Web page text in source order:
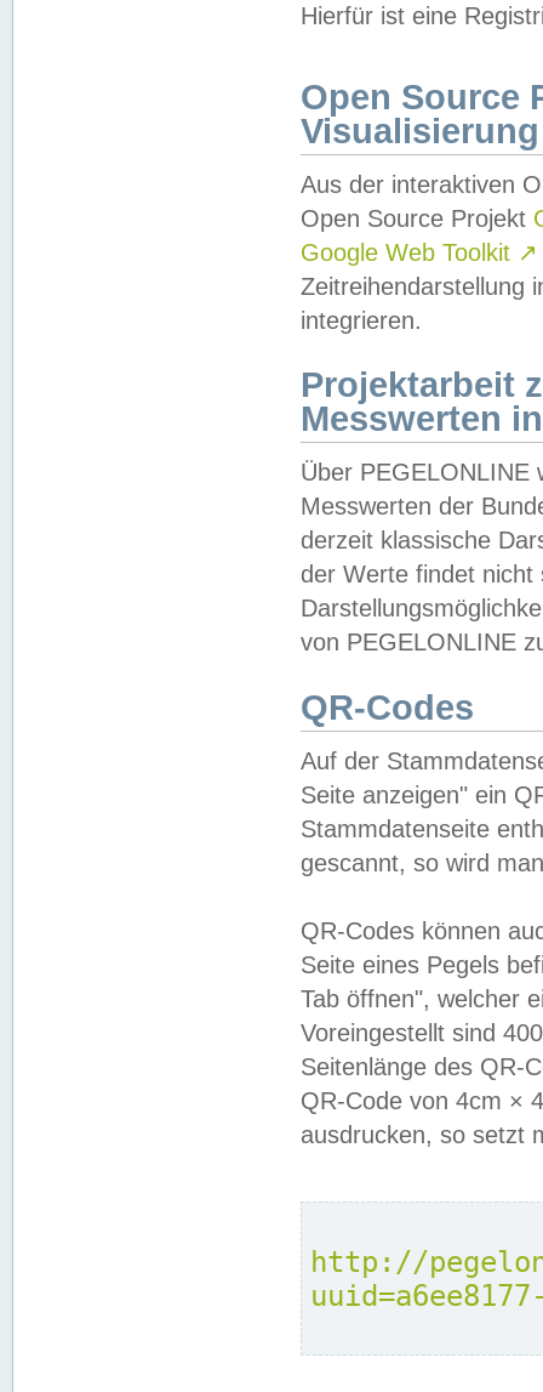
Hierfür ist eine
Open Source
Visualisierung
Aus der interaktiven
Open Source Projekt
Google Web Toolkit ↗
Zeitreihendarstellung
integrieren.
Projektarbeit
Messwerten
Über PEGELONLINE
Messwerten der
derzeit klassische
der Werte findet
von PEGELONLINE
QR-Codes
Auf der
Seite anzeigen" ein
Stammdatenseite
gescannt, so wird
QR-Codes können
Seite eines Pegels
Tab öffnen", welcher
Voreingestellt sind
Seitenlänge des QR-
QR-Code von 4cm ×
ausdrucken, so setzt
http://